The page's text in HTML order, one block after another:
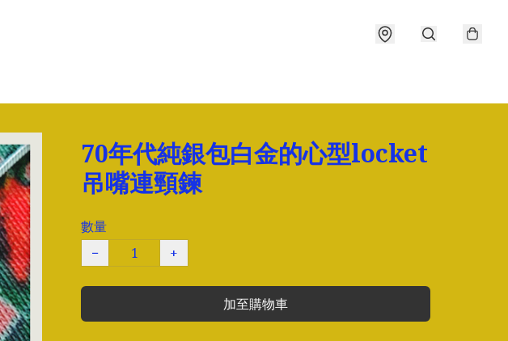
70年代純銀包白金的心型locket
吊嘴連頸鍊
數量
−
+
加至購物車